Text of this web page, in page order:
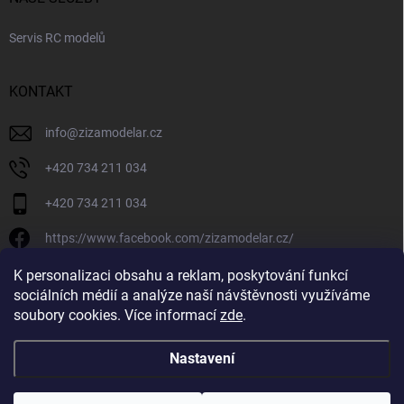
K personalizaci obsahu a reklam, poskytování funkcí
sociálních médií a analýze naší návštěvnosti využíváme
soubory cookies. Více informací zde.
Nastavení
Servis RC modelů
KONTAKT
info@zizamodelar.cz
+420 734 211 034
+420 734 211 034
https://www.facebook.com/zizamodelar.cz/
/zizamodelar.cz/
+420 734 211 034
Copyright 2026Žiža Modelář. Všechna práva vyhrazena.Upravit nastavení